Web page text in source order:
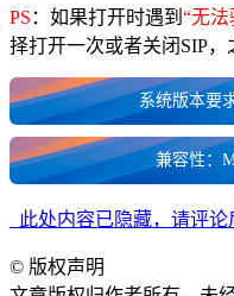
PS ：如果打开时遇到 “无
择打开一次或者关闭SIP，
系统版本要
兼容性：
此处内容已隐藏，请评论
© 版权声明